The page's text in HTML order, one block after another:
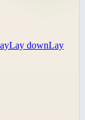
Lay downLay